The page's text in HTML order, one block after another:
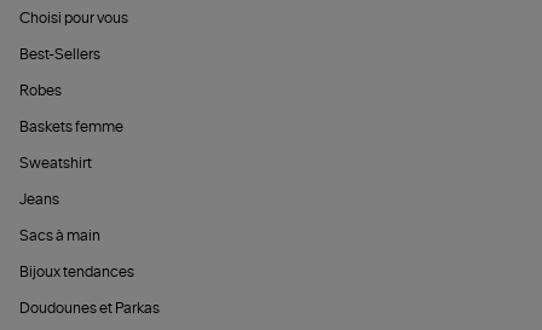
Choisi pour vous
Best-Sellers
Robes
Baskets femme
Sweatshirt
Jeans
Sacs à main
Bijoux tendances
Doudounes et Parkas